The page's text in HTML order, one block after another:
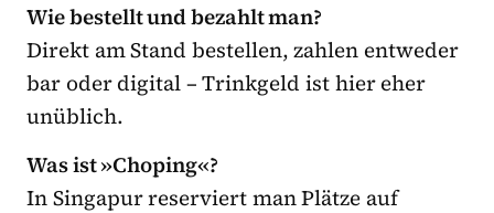
Wie bestellt und bezahlt man?
Direkt am Stand bestellen, zahlen entweder
bar oder digital – Trinkgeld ist hier eher
unüblich.
Was ist »Choping«?
In Singapur reserviert man Plätze auf